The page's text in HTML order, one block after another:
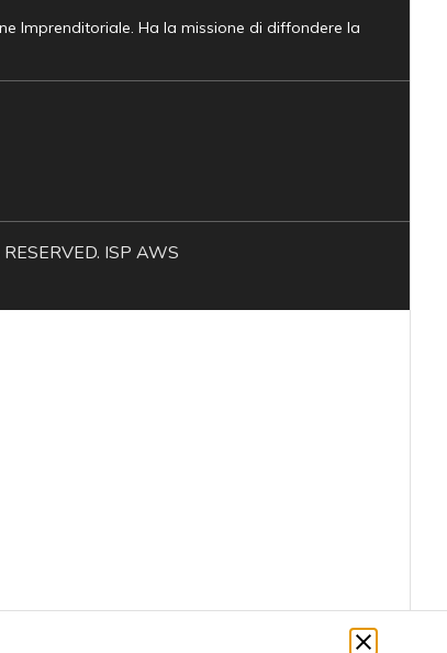
Imprenditoriale. Ha la missione di diffondere la
ISP AWS